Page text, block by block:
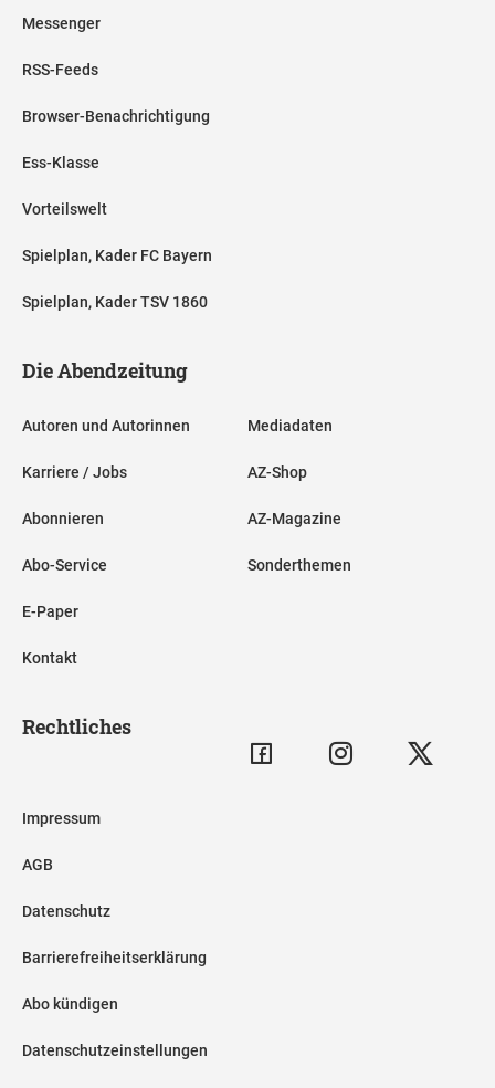
Messenger
RSS-Feeds
Browser-Benachrichtigung
Ess-Klasse
Vorteilswelt
Spielplan, Kader FC Bayern
Spielplan, Kader TSV 1860
Die Abendzeitung
Autoren und Autorinnen
Karriere / Jobs
Abonnieren
Abo-Service
E-Paper
Kontakt
Mediadaten
AZ-Shop
AZ-Magazine
Sonderthemen
Rechtliches
Impressum
AGB
Datenschutz
Barrierefreiheitserklärung
Abo kündigen
Datenschutzeinstellungen